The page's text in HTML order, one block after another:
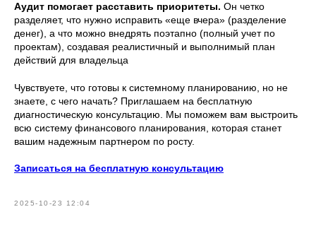
Аудит помогает расставить приоритеты. Он четко
разделяет, что нужно исправить «еще вчера» (разделение
денег), а что можно внедрять поэтапно (полный учет по
проектам), создавая реалистичный и выполнимый план
действий для владельца
Чувствуете, что готовы к системному планированию, но не
знаете, с чего начать? Приглашаем на бесплатную
диагностическую консультацию. Мы поможем вам выстроить
всю систему финансового планирования, которая станет
вашим надежным партнером по росту.
Записаться на бесплатную консультацию
2025-10-23 12:04